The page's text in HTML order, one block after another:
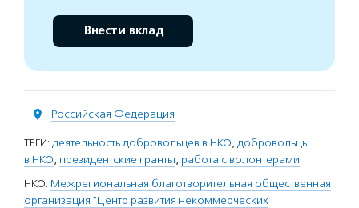
Внести вклад
Российская Федерация
ТЕГИ: деятельность добровольцев в НКО, добровольцы
в НКО, президентские гранты, работа с волонтерами
НКО: Межрегиональная благотворительная общественная
организация "Центр развития некоммерческих